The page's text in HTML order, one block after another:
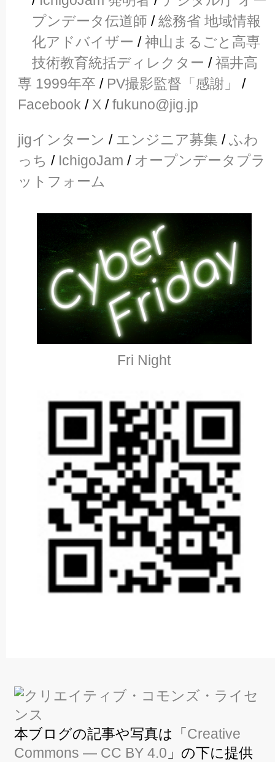
プンデータ伝道師 /総務省 地域情報
化アドバイザー /神山まるごと高専
技術教育統括ディレクター /福井高
専 1999年卒 / PV撮影監督「感謝」
/
Facebook / X /fukuno@jig.jp
jigインターン / エンジニア募集 /ふわ
っち / IchigoJam / オープンデータプラ
ットフォーム
Fri Night
本ブログの記事や写真は「 Creative
Commons — CC BY 4.0 」の下に提供